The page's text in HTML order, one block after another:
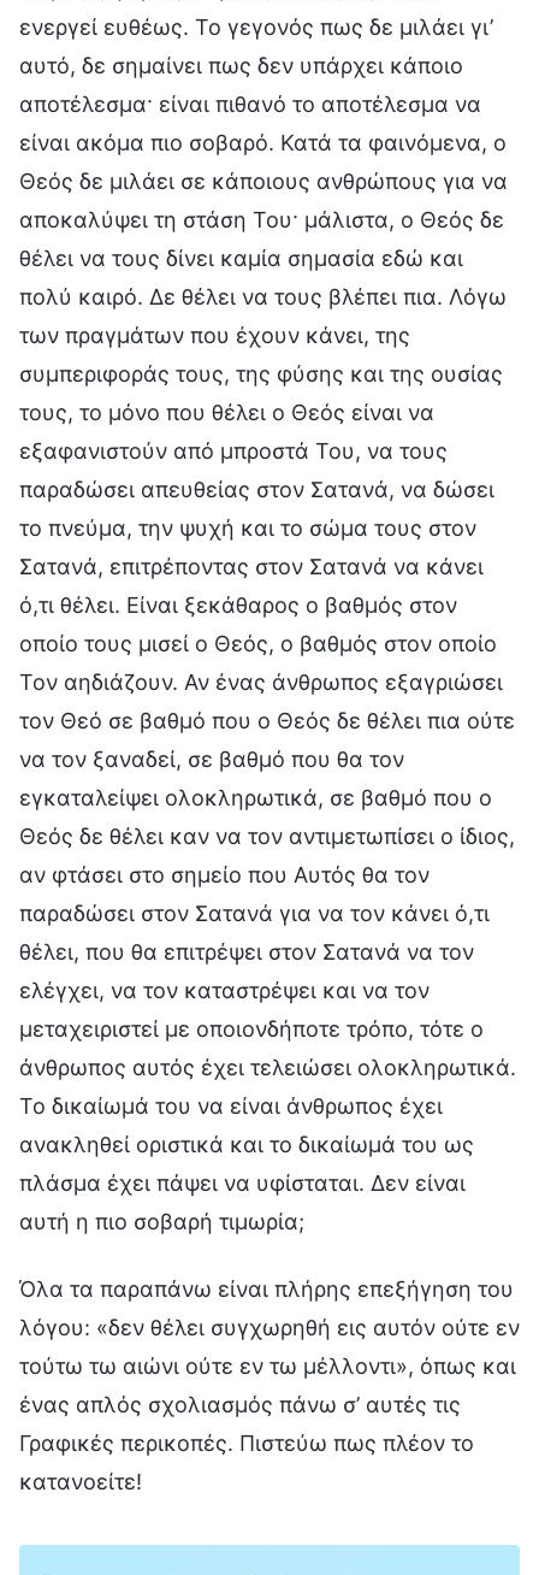
ενεργεί ευθέως. Το γεγονός πως δε μιλάει γι’
αυτό, δε σημαίνει πως δεν υπάρχει κάποιο
αποτέλεσμα· είναι πιθανό το αποτέλεσμα να
είναι ακόμα πιο σοβαρό. Κατά τα φαινόμενα, ο
Θεός δε μιλάει σε κάποιους ανθρώπους για να
αποκαλύψει τη στάση Του· μάλιστα, ο Θεός δε
θέλει να τους δίνει καμία σημασία εδώ και
πολύ καιρό. Δε θέλει να τους βλέπει πια. Λόγω
των πραγμάτων που έχουν κάνει, της
συμπεριφοράς τους, της φύσης και της ουσίας
τους, το μόνο που θέλει ο Θεός είναι να
εξαφανιστούν από μπροστά Του, να τους
παραδώσει απευθείας στον Σατανά, να δώσει
το πνεύμα, την ψυχή και το σώμα τους στον
Σατανά, επιτρέποντας στον Σατανά να κάνει
ό,τι θέλει. Είναι ξεκάθαρος ο βαθμός στον
οποίο τους μισεί ο Θεός, ο βαθμός στον οποίο
Τον αηδιάζουν. Αν ένας άνθρωπος εξαγριώσει
τον Θεό σε βαθμό που ο Θεός δε θέλει πια ούτε
να τον ξαναδεί, σε βαθμό που θα τον
εγκαταλείψει ολοκληρωτικά, σε βαθμό που ο
Θεός δε θέλει καν να τον αντιμετωπίσει ο ίδιος,
αν φτάσει στο σημείο που Αυτός θα τον
παραδώσει στον Σατανά για να τον κάνει ό,τι
θέλει, που θα επιτρέψει στον Σατανά να τον
ελέγχει, να τον καταστρέψει και να τον
μεταχειριστεί με οποιονδήποτε τρόπο, τότε ο
άνθρωπος αυτός έχει τελειώσει ολοκληρωτικά.
Το δικαίωμά του να είναι άνθρωπος έχει
ανακληθεί οριστικά και το δικαίωμά του ως
πλάσμα έχει πάψει να υφίσταται. Δεν είναι
αυτή η πιο σοβαρή τιμωρία;
Όλα τα παραπάνω είναι πλήρης επεξήγηση του
λόγου: «δεν θέλει συγχωρηθή εις αυτόν ούτε εν
τούτω τω αιώνι ούτε εν τω μέλλοντι», όπως και
ένας απλός σχολιασμός πάνω σ’ αυτές τις
Γραφικές περικοπές. Πιστεύω πως πλέον το
κατανοείτε!